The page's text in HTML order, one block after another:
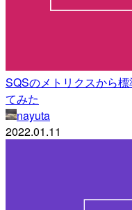
SQSのメトリクスから
てみた
nayuta
2022.01.11